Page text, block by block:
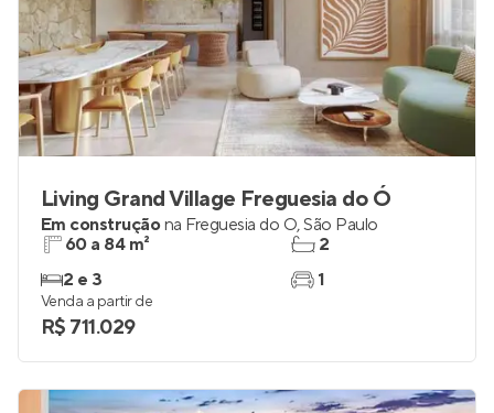
Living Grand Village Freguesia do Ó
Em construçãona Freguesia do Ó,São Paulo
60 a 84 m²
2 e 3
2
1
Venda a partir de
R$ 711.029